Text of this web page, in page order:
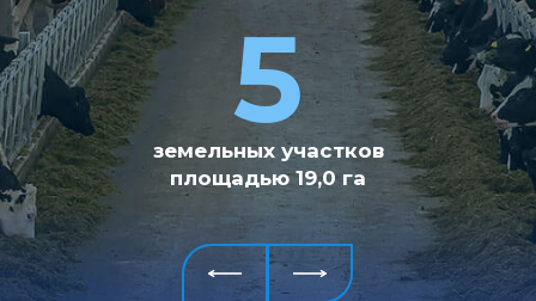
5
земельных участков
площадью 19,0 га
7,628 млрд рублей
6
крупных проектов
реализуется
настоящее время на
общую
сумму 14,9 млрд
рублей